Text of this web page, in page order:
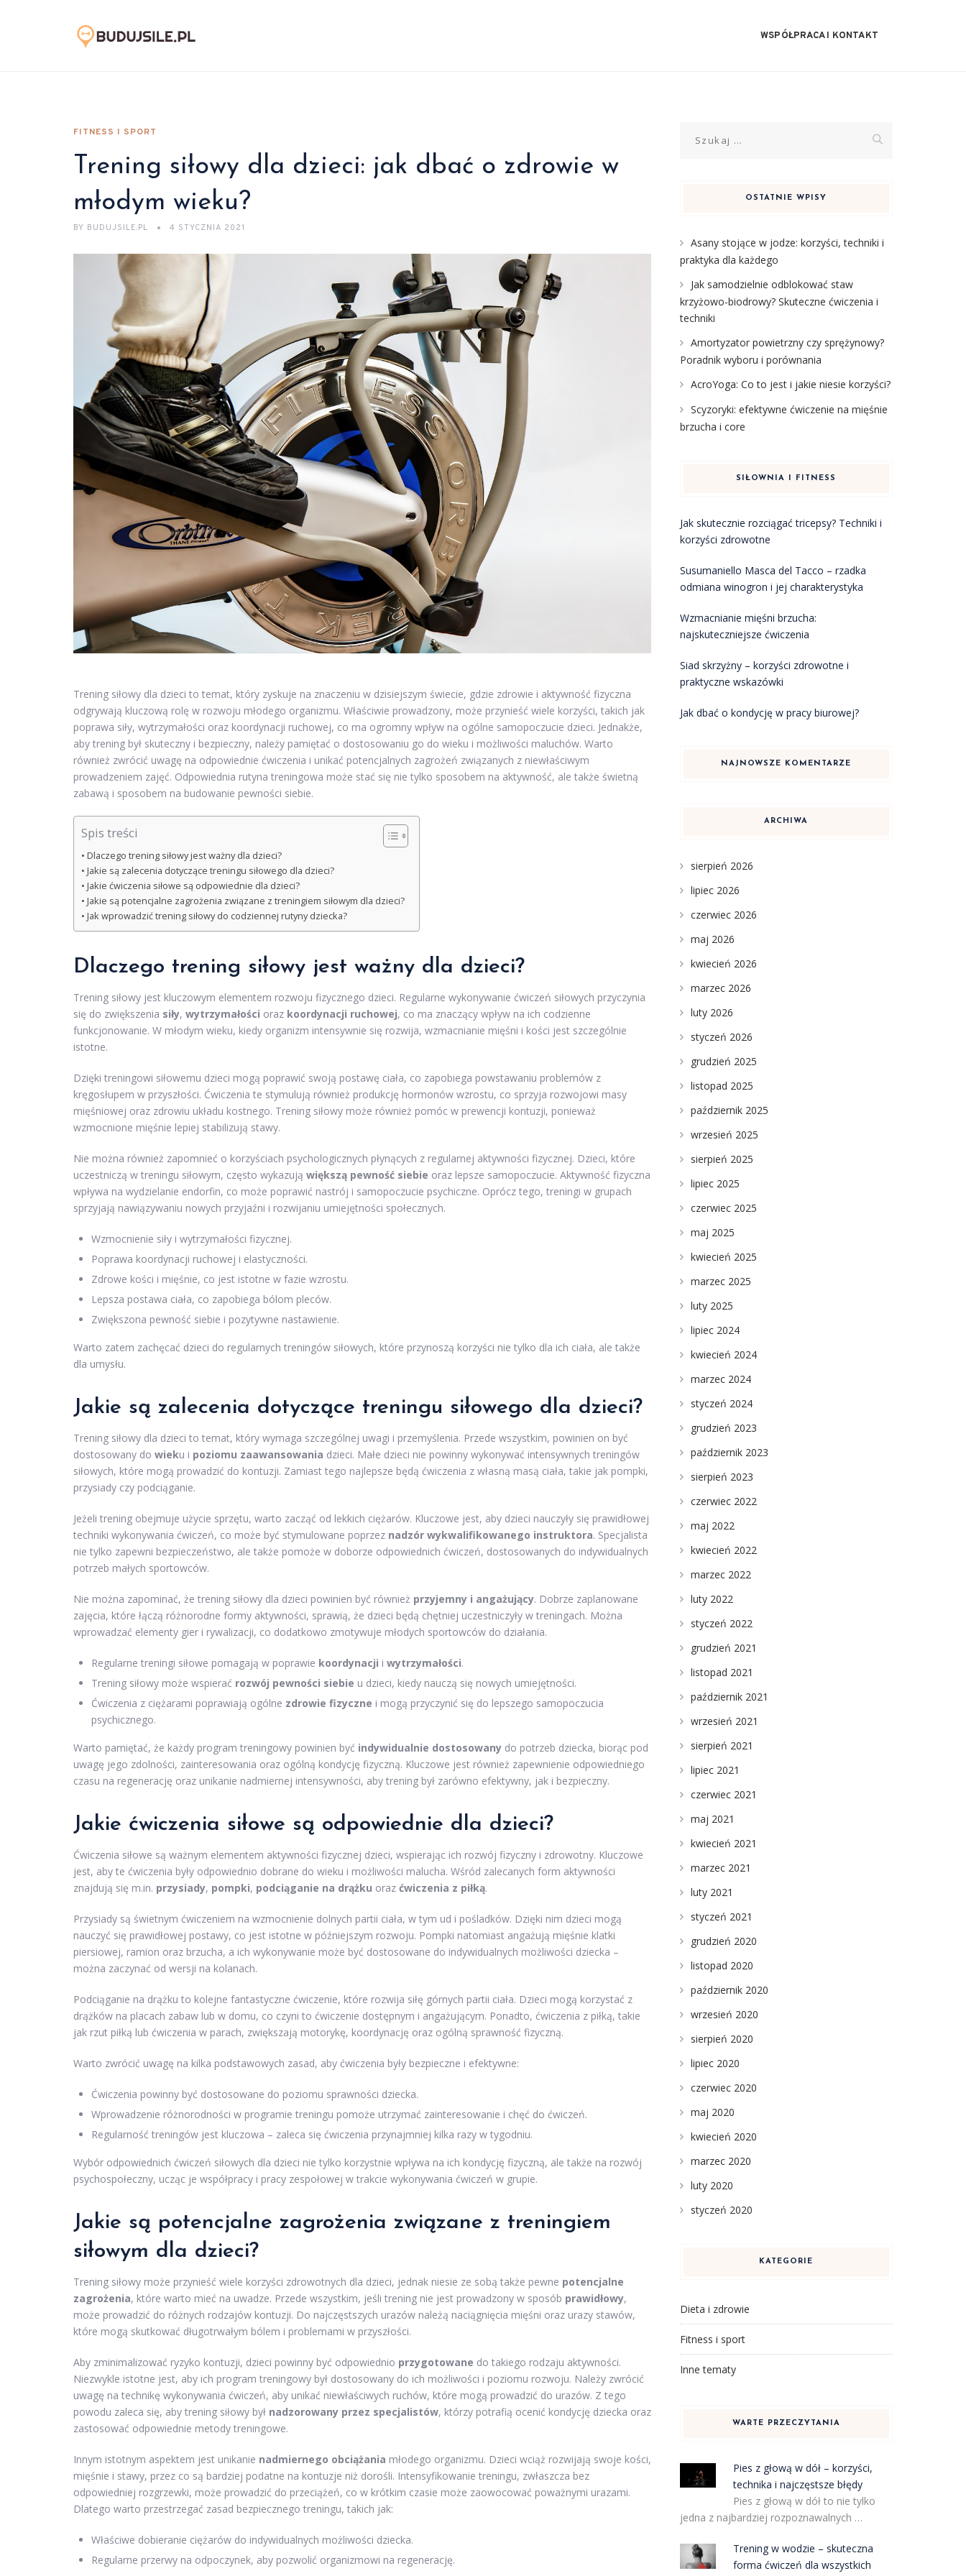
WSPÓŁPRACA I KONTAKT
FITNESS I SPORT
Trening siłowy dla dzieci: jak dbać o zdrowie w
młodym wieku?
BY BUDUJSILE.PL 4 STYCZNIA 2021
Trening siłowy dla dzieci to temat, który zyskuje na znaczeniu w dzisiejszym świecie, gdzie zdrowie i aktywność fizyczna
odgrywają kluczową rolę w rozwoju młodego organizmu. Właściwie prowadzony, może przynieść wiele korzyści, takich jak
poprawa siły, wytrzymałości oraz koordynacji ruchowej, co ma ogromny wpływ na ogólne samopoczucie dzieci. Jednakże,
aby trening był skuteczny i bezpieczny, należy pamiętać o dostosowaniu go do wieku i możliwości maluchów. Warto
również zwrócić uwagę na odpowiednie ćwiczenia i unikać potencjalnych zagrożeń związanych z niewłaściwym
prowadzeniem zajęć. Odpowiednia rutyna treningowa może stać się nie tylko sposobem na aktywność, ale także świetną
zabawą i sposobem na budowanie pewności siebie.
Spis treści
Dlaczego trening siłowy jest ważny dla dzieci?
Jakie są zalecenia dotyczące treningu siłowego dla dzieci?
Jakie ćwiczenia siłowe są odpowiednie dla dzieci?
Jakie są potencjalne zagrożenia związane z treningiem siłowym dla dzieci?
Jak wprowadzić trening siłowy do codziennej rutyny dziecka?
Dlaczego trening siłowy jest ważny dla dzieci?
Trening siłowy jest kluczowym elementem rozwoju fizycznego dzieci. Regularne wykonywanie ćwiczeń siłowych przyczynia
się do zwiększenia siły, wytrzymałości oraz koordynacji ruchowej, co ma znaczący wpływ na ich codzienne
funkcjonowanie. W młodym wieku, kiedy organizm intensywnie się rozwija, wzmacnianie mięśni i kości jest szczególnie
istotne.
Dzięki treningowi siłowemu dzieci mogą poprawić swoją postawę ciała, co zapobiega powstawaniu problemów z
kręgosłupem w przyszłości. Ćwiczenia te stymulują również produkcję hormonów wzrostu, co sprzyja rozwojowi masy
mięśniowej oraz zdrowiu układu kostnego. Trening siłowy może również pomóc w prewencji kontuzji, ponieważ
wzmocnione mięśnie lepiej stabilizują stawy.
Nie można również zapomnieć o korzyściach psychologicznych płynących z regularnej aktywności fizycznej. Dzieci, które
uczestniczą w treningu siłowym, często wykazują większą pewność siebie oraz lepsze samopoczucie. Aktywność fizyczna
wpływa na wydzielanie endorfin, co może poprawić nastrój i samopoczucie psychiczne. Oprócz tego, treningi w grupach
sprzyjają nawiązywaniu nowych przyjaźni i rozwijaniu umiejętności społecznych.
Wzmocnienie siły i wytrzymałości fizycznej.
Poprawa koordynacji ruchowej i elastyczności.
Zdrowe kości i mięśnie, co jest istotne w fazie wzrostu.
Lepsza postawa ciała, co zapobiega bólom pleców.
Zwiększona pewność siebie i pozytywne nastawienie.
Warto zatem zachęcać dzieci do regularnych treningów siłowych, które przynoszą korzyści nie tylko dla ich ciała, ale także
dla umysłu.
Jakie są zalecenia dotyczące treningu siłowego dla dzieci?
Trening siłowy dla dzieci to temat, który wymaga szczególnej uwagi i przemyślenia. Przede wszystkim, powinien on być
dostosowany do wieku i poziomu zaawansowania dzieci. Małe dzieci nie powinny wykonywać intensywnych treningów
siłowych, które mogą prowadzić do kontuzji. Zamiast tego najlepsze będą ćwiczenia z własną masą ciała, takie jak pompki,
przysiady czy podciąganie.
Jeżeli trening obejmuje użycie sprzętu, warto zacząć od lekkich ciężarów. Kluczowe jest, aby dzieci nauczyły się prawidłowej
techniki wykonywania ćwiczeń, co może być stymulowane poprzez nadzór wykwalifikowanego instruktora. Specjalista
nie tylko zapewni bezpieczeństwo, ale także pomoże w doborze odpowiednich ćwiczeń, dostosowanych do indywidualnych
potrzeb małych sportowców.
Nie można zapominać, że trening siłowy dla dzieci powinien być również przyjemny i angażujący. Dobrze zaplanowane
zajęcia, które łączą różnorodne formy aktywności, sprawią, że dzieci będą chętniej uczestniczyły w treningach. Można
wprowadzać elementy gier i rywalizacji, co dodatkowo zmotywuje młodych sportowców do działania.
Regularne treningi siłowe pomagają w poprawie koordynacji i wytrzymałości.
Trening siłowy może wspierać rozwój pewności siebie u dzieci, kiedy nauczą się nowych umiejętności.
Ćwiczenia z ciężarami poprawiają ogólne zdrowie fizyczne i mogą przyczynić się do lepszego samopoczucia
psychicznego.
Warto pamiętać, że każdy program treningowy powinien być indywidualnie dostosowany do potrzeb dziecka, biorąc pod
uwagę jego zdolności, zainteresowania oraz ogólną kondycję fizyczną. Kluczowe jest również zapewnienie odpowiedniego
czasu na regenerację oraz unikanie nadmiernej intensywności, aby trening był zarówno efektywny, jak i bezpieczny.
Jakie ćwiczenia siłowe są odpowiednie dla dzieci?
Ćwiczenia siłowe są ważnym elementem aktywności fizycznej dzieci, wspierając ich rozwój fizyczny i zdrowotny. Kluczowe
jest, aby te ćwiczenia były odpowiednio dobrane do wieku i możliwości malucha. Wśród zalecanych form aktywności
znajdują się m.in. przysiady, pompki, podciąganie na drążku oraz ćwiczenia z piłką.
Przysiady są świetnym ćwiczeniem na wzmocnienie dolnych partii ciała, w tym ud i pośladków. Dzięki nim dzieci mogą
nauczyć się prawidłowej postawy, co jest istotne w późniejszym rozwoju. Pompki natomiast angażują mięśnie klatki
piersiowej, ramion oraz brzucha, a ich wykonywanie może być dostosowane do indywidualnych możliwości dziecka –
można zaczynać od wersji na kolanach.
Podciąganie na drążku to kolejne fantastyczne ćwiczenie, które rozwija siłę górnych partii ciała. Dzieci mogą korzystać z
drążków na placach zabaw lub w domu, co czyni to ćwiczenie dostępnym i angażującym. Ponadto, ćwiczenia z piłką, takie
jak rzut piłką lub ćwiczenia w parach, zwiększają motorykę, koordynację oraz ogólną sprawność fizyczną.
Warto zwrócić uwagę na kilka podstawowych zasad, aby ćwiczenia były bezpieczne i efektywne:
Ćwiczenia powinny być dostosowane do poziomu sprawności dziecka.
Wprowadzenie różnorodności w programie treningu pomoże utrzymać zainteresowanie i chęć do ćwiczeń.
Regularność treningów jest kluczowa – zaleca się ćwiczenia przynajmniej kilka razy w tygodniu.
Wybór odpowiednich ćwiczeń siłowych dla dzieci nie tylko korzystnie wpływa na ich kondycję fizyczną, ale także na rozwój
psychospołeczny, ucząc je współpracy i pracy zespołowej w trakcie wykonywania ćwiczeń w grupie.
Jakie są potencjalne zagrożenia związane z treningiem
siłowym dla dzieci?
Trening siłowy może przynieść wiele korzyści zdrowotnych dla dzieci, jednak niesie ze sobą także pewne potencjalne
zagrożenia, które warto mieć na uwadze. Przede wszystkim, jeśli trening nie jest prowadzony w sposób prawidłowy,
może prowadzić do różnych rodzajów kontuzji. Do najczęstszych urazów należą naciągnięcia mięśni oraz urazy stawów,
które mogą skutkować długotrwałym bólem i problemami w przyszłości.
Aby zminimalizować ryzyko kontuzji, dzieci powinny być odpowiednio przygotowane do takiego rodzaju aktywności.
Niezwykle istotne jest, aby ich program treningowy był dostosowany do ich możliwości i poziomu rozwoju. Należy zwrócić
uwagę na technikę wykonywania ćwiczeń, aby unikać niewłaściwych ruchów, które mogą prowadzić do urazów. Z tego
powodu zaleca się, aby trening siłowy był nadzorowany przez specjalistów, którzy potrafią ocenić kondycję dziecka oraz
zastosować odpowiednie metody treningowe.
Innym istotnym aspektem jest unikanie nadmiernego obciążania młodego organizmu. Dzieci wciąż rozwijają swoje kości,
mięśnie i stawy, przez co są bardziej podatne na kontuzje niż dorośli. Intensyfikowanie treningu, zwłaszcza bez
odpowiedniej rozgrzewki, może prowadzić do przeciążeń, co w krótkim czasie może zaowocować poważnymi urazami.
Dlatego warto przestrzegać zasad bezpiecznego treningu, takich jak:
Właściwe dobieranie ciężarów do indywidualnych możliwości dziecka.
Regularne przerwy na odpoczynek, aby pozwolić organizmowi na regenerację.
OSTATNIE WPISY
Asany stojące w jodze: korzyści, techniki i
praktyka dla każdego
Jak samodzielnie odblokować staw
krzyżowo-biodrowy? Skuteczne ćwiczenia i
techniki
Amortyzator powietrzny czy sprężynowy?
Poradnik wyboru i porównania
AcroYoga: Co to jest i jakie niesie korzyści?
Scyzoryki: efektywne ćwiczenie na mięśnie
brzucha i core
SIŁOWNIA I FITNESS
Jak skutecznie rozciągać tricepsy? Techniki i
korzyści zdrowotne
Susumaniello Masca del Tacco – rzadka
odmiana winogron i jej charakterystyka
Wzmacnianie mięśni brzucha:
najskuteczniejsze ćwiczenia
Siad skrzyżny – korzyści zdrowotne i
praktyczne wskazówki
Jak dbać o kondycję w pracy biurowej?
NAJNOWSZE KOMENTARZE
ARCHIWA
sierpień 2026
lipiec 2026
czerwiec 2026
maj 2026
kwiecień 2026
marzec 2026
luty 2026
styczeń 2026
grudzień 2025
listopad 2025
październik 2025
wrzesień 2025
sierpień 2025
lipiec 2025
czerwiec 2025
maj 2025
kwiecień 2025
marzec 2025
luty 2025
lipiec 2024
kwiecień 2024
marzec 2024
styczeń 2024
grudzień 2023
październik 2023
sierpień 2023
czerwiec 2022
maj 2022
kwiecień 2022
marzec 2022
luty 2022
styczeń 2022
grudzień 2021
listopad 2021
październik 2021
wrzesień 2021
sierpień 2021
lipiec 2021
czerwiec 2021
maj 2021
kwiecień 2021
marzec 2021
luty 2021
styczeń 2021
grudzień 2020
listopad 2020
październik 2020
wrzesień 2020
sierpień 2020
lipiec 2020
czerwiec 2020
maj 2020
kwiecień 2020
marzec 2020
luty 2020
styczeń 2020
KATEGORIE
Dieta i zdrowie
Fitness i sport
Inne tematy
WARTE PRZECZYTANIA
Pies z głową w dół – korzyści,
technika i najczęstsze błędy
Pies z głową w dół to nie tylko
jedna z najbardziej rozpoznawalnych …
Trening w wodzie – skuteczna
forma ćwiczeń dla wszystkich